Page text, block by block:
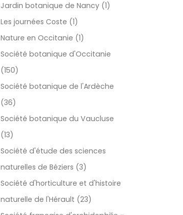
Jardin botanique de Nancy (1)
Les journées Coste (1)
Nature en Occitanie (1)
Société botanique d'Occitanie
(150)
Société botanique de l'Ardèche
(36)
Société botanique du Vaucluse
(13)
Société d'étude des sciences
naturelles de Béziers (3)
Société d'horticulture et d'histoire
naturelle de l'Hérault (23)